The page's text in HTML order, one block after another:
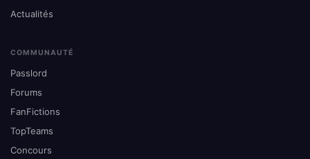
Actualités
COMMUNAUTÉ
Passlord
Forums
FanFictions
TopTeams
Concours